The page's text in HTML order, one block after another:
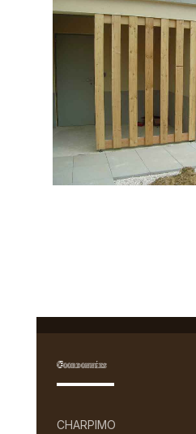
Coordonnées
CHARPIMO